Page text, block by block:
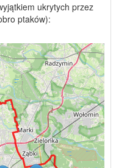
ukrytych przez
ptaków):